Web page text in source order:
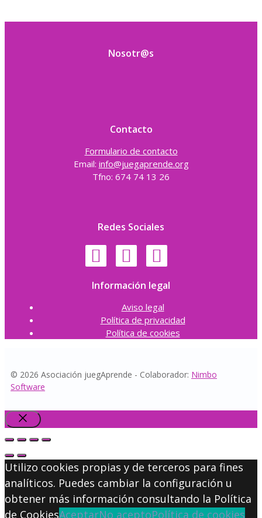
Nosotr@s
Contacto
Formulario de contacto
Email: info@juegaprende.org
Tfno: 674 74 13 26
Redes Sociales
Información legal
Aviso legal
Política de privacidad
Política de cookies
© 2026 Asociación juegAprende - Colaborador: Nimbo
Software
Cerrar
Utilizo cookies propias y de terceros para fines
analíticos. Puedes cambiar la configuración u
obtener más información consultando la Política
de CookiesAceptarNo aceptoPolítica de cookies